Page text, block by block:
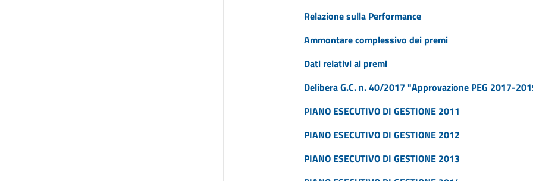
Relazione sulla Performance
Ammontare complessivo dei premi
Dati relativi ai premi
Delibera G.C. n. 40/2017 "Approvazione PEG 2017-
PIANO ESECUTIVO DI GESTIONE 2011
PIANO ESECUTIVO DI GESTIONE 2012
PIANO ESECUTIVO DI GESTIONE 2013